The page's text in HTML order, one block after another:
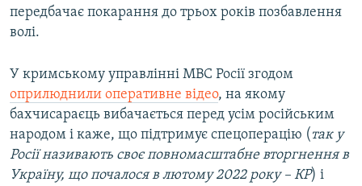
передбачає покарання до трьох років позбавлення
волі.
У кримському управлінні МВС Росії згодом
оприлюднили оперативне відео, на якому
бахчисараєць вибачається перед усім російським
народом і каже, що підтримує спецоперацію ( так у
Росії називають своє повномасштабне вторгнення в
Україну, що почалося в лютому 2022 року – КР) і